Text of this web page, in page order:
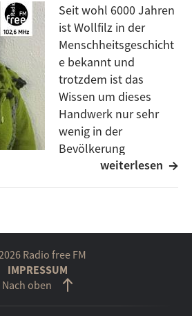
Seit wohl 6000 Jahren
ist Wollfilz in der
Menschheitsgeschicht
e bekannt und
trotzdem ist das
Wissen um dieses
Handwerk nur sehr
wenig in der
Bevölkerung
verwurzelt. Während
verschwunden, bis er vor
erlebte und vor allem
Verbreitung fand. Allerdings
Dekopüppchen und Filzpuschen,
vergangenen Jahren zu einem
Kunsthandwerk, das weit über
weiterlesen
Radio free FM
IMPRESSUM
Nach oben